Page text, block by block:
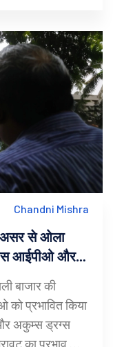
Chandni Mishra
असर से ओला
आईपीओ और
बाजार की
प्रभावित किया
अकुम्स ड्रग्स
का प्रभाव और